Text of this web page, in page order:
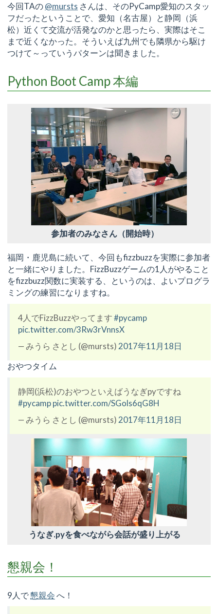
今回TAの@mursts さんは、そのPyCamp愛知のスタッ
フだったということで、愛知（名古屋）と静岡（浜
松）近くて交流が活発なのかと思ったら、実際はそこ
まで近くなかった。そういえば九州でも隣県から駆け
つけて～っていうパターンは聞きました。
Python Boot Camp 本編
参加者のみなさん（開始時）
福岡・鹿児島に続いて、今回もfizzbuzzを実際に参加者
と一緒にやりました。FizzBuzzゲームの1人がやること
をfizzbuzz関数に実装する、というのは、よいプログラ
ミングの練習になりますね。
4人でFizzBuzzやってます#pycamp
pic.twitter.com/3Rw3rVnnsX
— みうら さとし (@mursts)2017年11月18日
おやつタイム
静岡(浜松)のおやつといえばうなぎpyですね
#pycamppic.twitter.com/SGols6qG8H
— みうら さとし (@mursts)2017年11月18日
うなぎ.pyを食べながら会話が盛り上がる
懇親会！
9人で懇親会へ！